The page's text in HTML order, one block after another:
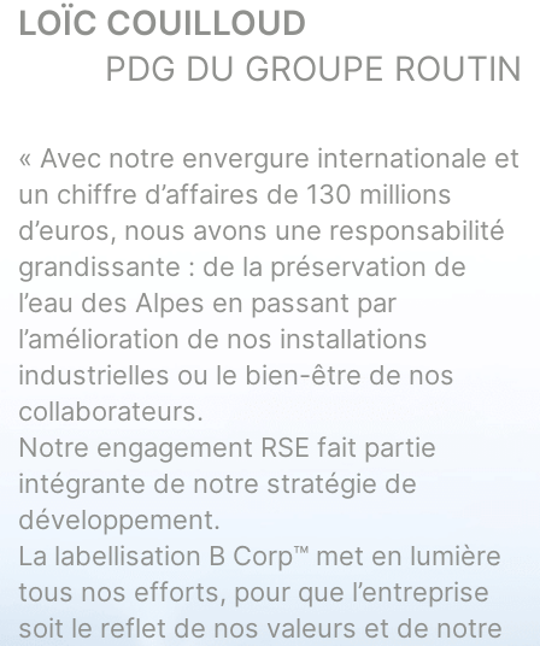
LOÏC COUILLOUD
PDG DU GROUPE ROUTIN
« Avec notre envergure internationale et
un chiffre d’affaires de 130 millions
d’euros, nous avons une responsabilité
grandissante : de la préservation de
l’eau des Alpes en passant par
l’amélioration de nos installations
industrielles ou le bien-être de nos
collaborateurs.
Notre engagement RSE fait partie
intégrante de notre stratégie de
développement.
La labellisation B Corp™️ met en lumière
tous nos efforts, pour que l’entreprise
soit le reflet de nos valeurs et de notre